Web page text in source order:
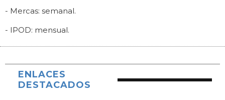
- Mercas: semanal.
- IPOD: mensual.
ENLACES
DESTACADOS